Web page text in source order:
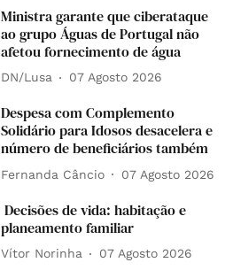
Ministra garante que ciberataque
ao grupo Águas de Portugal não
afetou fornecimento de água
DN/Lusa 07 Agosto 2026
Despesa com Complemento
Solidário para Idosos desacelera e
número de beneficiários também
Fernanda Câncio 07 Agosto 2026
Decisões de vida: habitação e
planeamento familiar
Vítor Norinha 07 Agosto 2026